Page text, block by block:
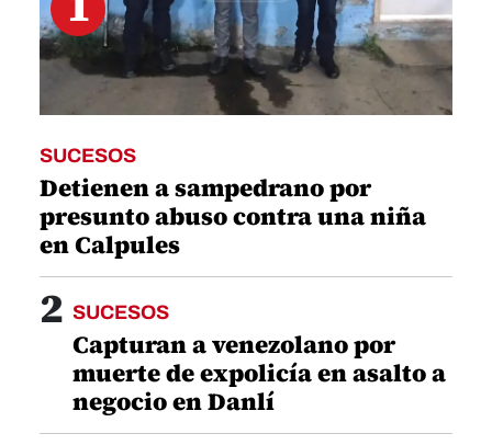
SUCESOS
Detienen a sampedrano por
presunto abuso contra una niña
en Calpules
2 SUCESOS
Capturan a venezolano por
muerte de expolicía en asalto a
negocio en Danlí